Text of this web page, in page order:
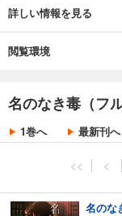
詳しい情報を見る
閲覧環境
名のなき毒（フ
1巻へ 最新刊へ
<< <
名のな